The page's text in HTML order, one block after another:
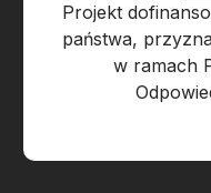
Projekt
państwa,
w ramach